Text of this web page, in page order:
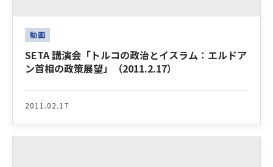
動画
SETA 講演会「トルコの政治とイスラム：エルドア
ン首相の政策展望」（2011.2.17）
2011.02.17